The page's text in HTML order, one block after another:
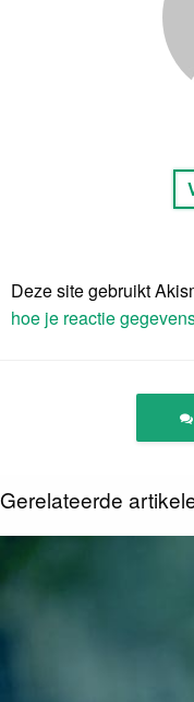
Deze site gebruikt
hoe je reactie
Gerelateerde